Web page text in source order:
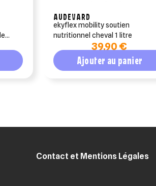
AUDEVARD
ekyflex mobility soutien
nutritionnel cheval 1 litre
39,90 €
Ajouter au panier
Contact et Mentions Légales